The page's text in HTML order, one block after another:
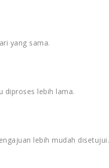
yang sama.
diproses lebih lama.
lebih mudah disetujui.